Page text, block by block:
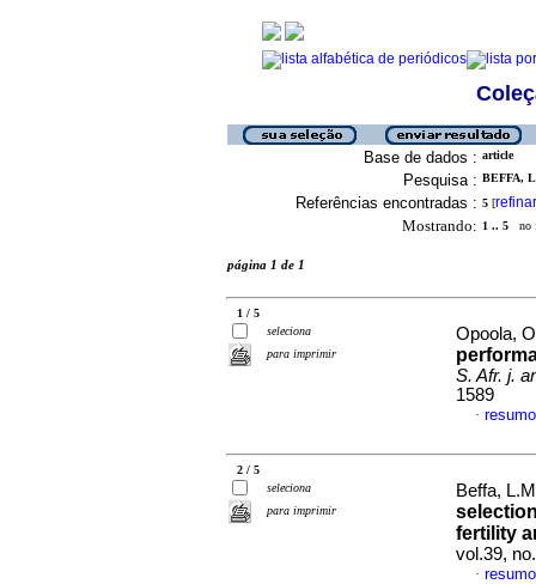
Base de dados : article
Pesquisa : BEFFA,
Referências encontradas : 5 [refinar
Mostrando: 1 .. 5 no
página 1 de 1
1 / 5
seleciona
para imprimir
Opoola,
S. Afr. j.
1589
·
2 / 5
seleciona
para imprimir
Beffa,
fertility
vol.39,
·